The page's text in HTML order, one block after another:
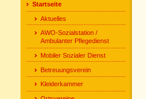
Startseite
Aktuelles
AWO-Sozialstation /
Ambulanter Pflegedienst
Mobiler Sozialer Dienst
Betreuungsverein
Kleiderkammer